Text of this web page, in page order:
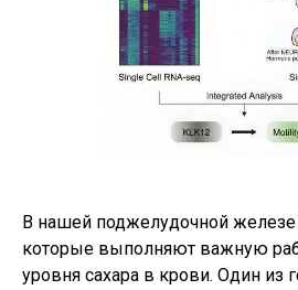
В нашей поджелудочной железе
которые выполняют важную
уровня сахара в крови. Один из